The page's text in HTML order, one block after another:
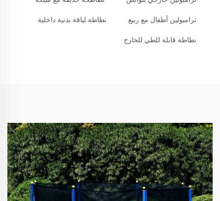
ترامبولين أطفال مع ربيع نطاطة لياقة بدنية داخلية
نطاطة قابلة للطي للخارج